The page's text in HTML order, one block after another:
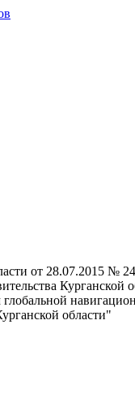
от 28.07.2015 №
области"